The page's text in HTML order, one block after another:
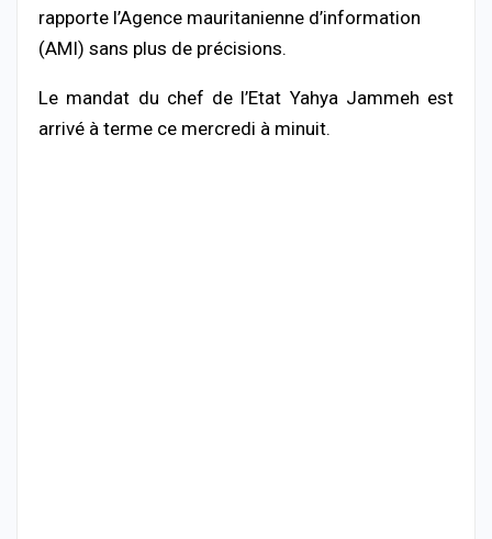
rapporte l’Agence mauritanienne d’information
(AMI) sans plus de précisions.
Le mandat du chef de l’Etat Yahya Jammeh est
arrivé à terme ce mercredi à minuit.